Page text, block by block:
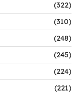
(322)
(310)
(248)
(245)
(224)
(221)